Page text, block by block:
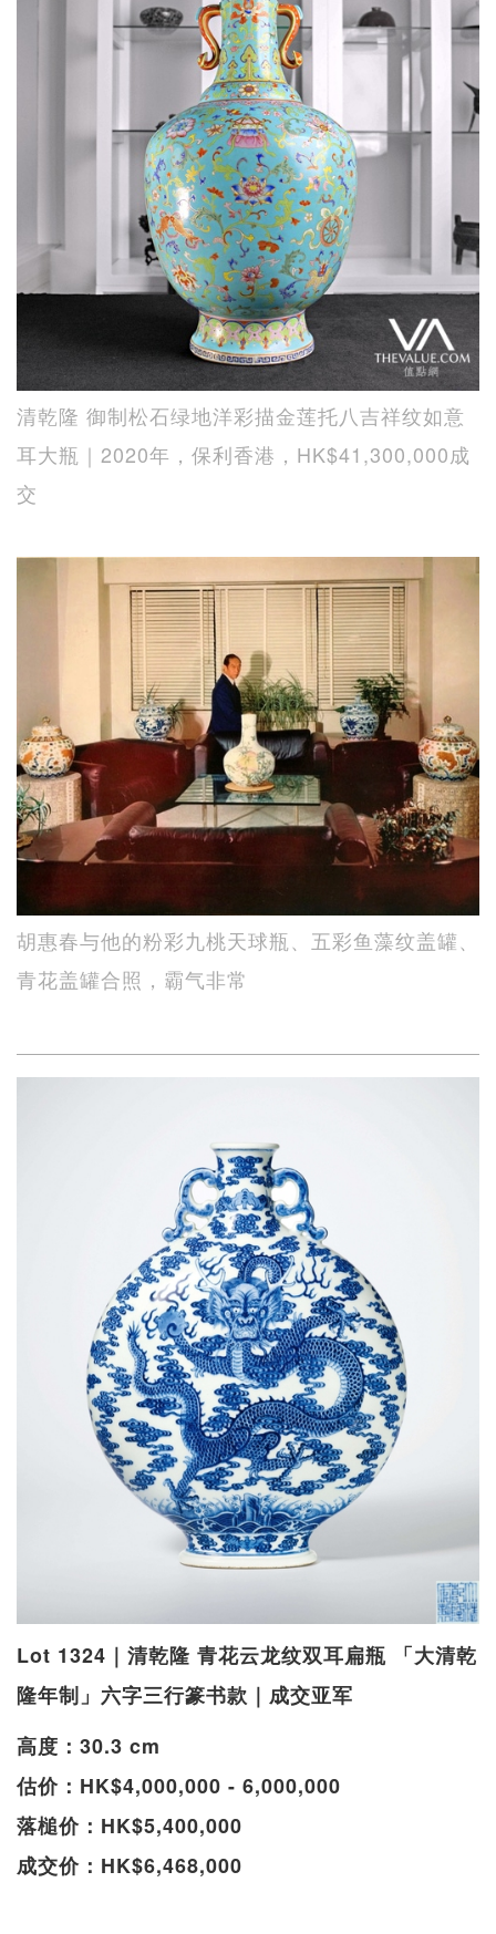
清乾隆 御制松石绿地洋彩描金莲托八吉祥纹如意
耳大瓶｜2020年，保利香港，HK$41,300,000成
交
胡惠春与他的粉彩九桃天球瓶、五彩鱼藻纹盖罐、
青花盖罐合照，霸气非常
Lot 1324｜清乾隆 青花云龙纹双耳扁瓶 「大清乾
隆年制」六字三行篆书款｜成交亚军
高度：30.3 cm
估价：HK$4,000,000 - 6,000,000
落槌价：HK$5,400,000
成交价：HK$6,468,000